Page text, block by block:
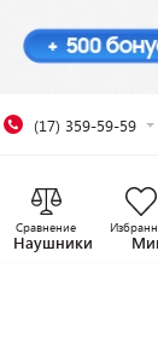
(17) 359-59-59
Сравнение
Наушники